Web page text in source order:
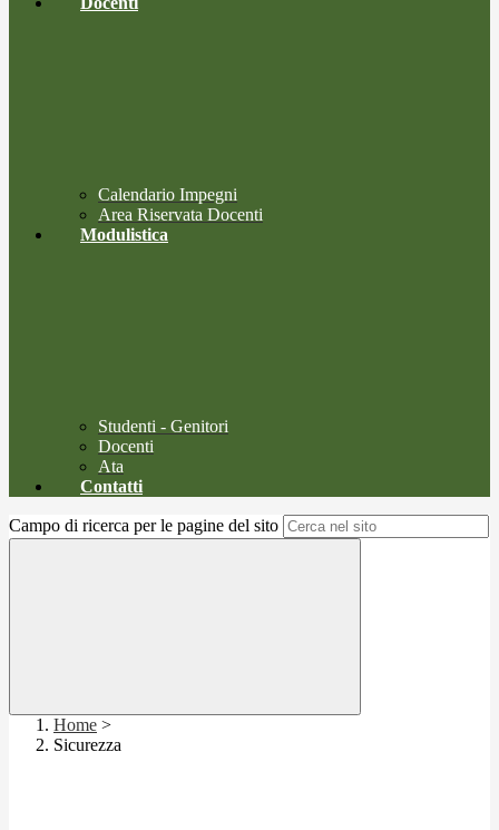
Calendario Impegni
Area Riservata Docenti
Modulistica
Studenti - Genitori
Docenti
Ata
Contatti
Campo di ricerca per le pagine del sito
Home >
Sicurezza